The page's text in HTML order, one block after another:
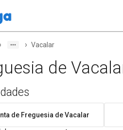
› › Vacalar
de
de Freguesia de Vacalar